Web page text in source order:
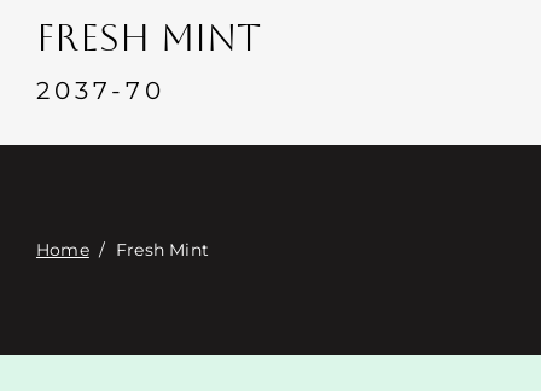
Εκδηλώσεις
Επαφή
FRESH MINT
2037-70
Home/ Fresh Mint